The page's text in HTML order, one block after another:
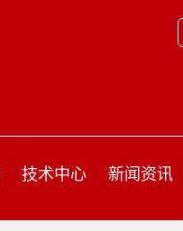
技术中心 新闻资讯